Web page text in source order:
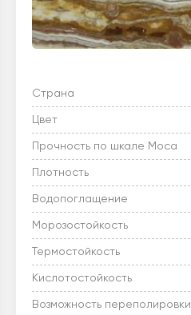
Страна
Цвет
Прочность по шкале Моса
Плотность
Водопоглащение
Морозостойкость
Термостойкость
Кислотостойкость
Возможность переполировки